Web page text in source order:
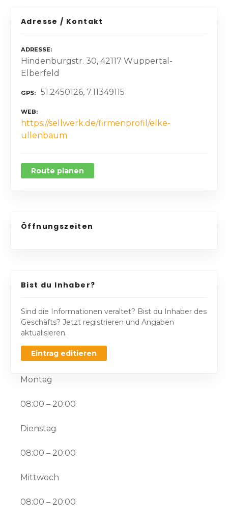
Adresse / Kontakt
ADRESSE
Hindenburgstr. 30, 42117 Wuppertal-
Elberfeld
GPS 51.2450126, 7.11349115
WEB
https://sellwerk.de/firmenprofil/elke-
ullenbaum
Route planen
Öffnungszeiten
Bist du Inhaber?
Sind die Informationen veraltet? Bist du Inhaber des
Geschäfts? Jetzt registrieren und Angaben
aktualisieren.
Eintrag editieren
Montag
08:00 – 20:00
Dienstag
08:00 – 20:00
Mittwoch
08:00 – 20:00